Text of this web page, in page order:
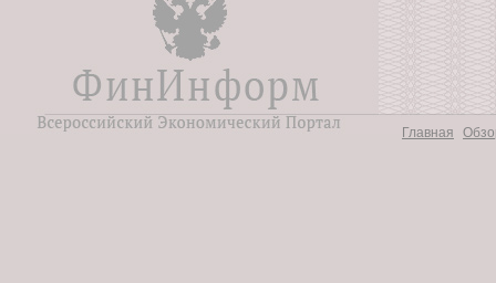
Главная